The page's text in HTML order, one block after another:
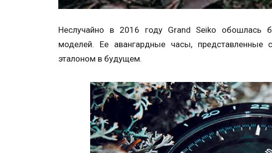
Неслучайно в 2016 году Grand Seiko обошлась
моделей. Ее авангардные часы, представленные
эталоном в будущем.